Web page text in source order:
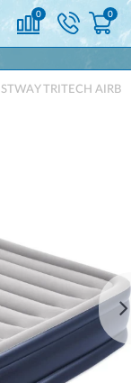
0 0
TRITECH